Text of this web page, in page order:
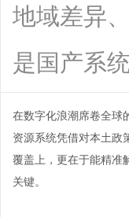
地域差异
是国产系
在数字化浪潮席卷全球
资源系统凭借对本土政
覆盖上，更在于能精准
关键。